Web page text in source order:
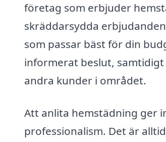
företag som erbjuder
skräddarsydda
som passar bäst för din
informerat beslut,
andra kunder i området.
Att anlita hemstädning ger
professionalism. Det är